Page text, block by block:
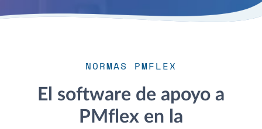
NORMAS PMFLEX
El software de apoyo a
PMflex en la